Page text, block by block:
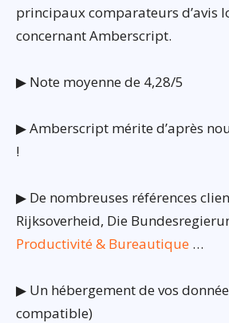
principaux comparateurs d’avis
concernant Amberscript.
▶ Note moyenne de 4,28/5
▶ Amberscript mérite d’après
!
▶ De nombreuses références
Rijksoverheid, Die
Productivité & Bureautique …
▶ Un hébergement de vos
compatible)